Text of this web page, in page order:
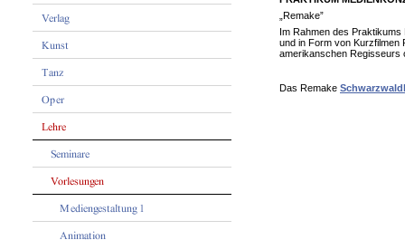
„Remake”
Im Rahmen des
und in Form von Kurzfilmen
amerikanschen Regisseurs
Das Remake